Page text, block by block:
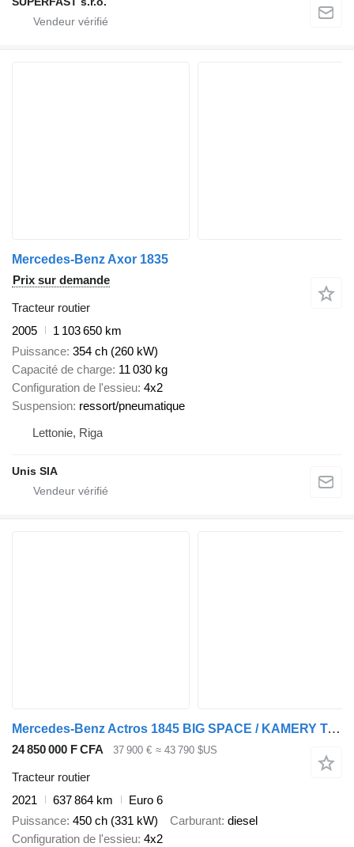
Mercedes-Benz Axor 1835
Prix sur demande
Tracteur routier
2005
1 103 650 km
Puissance 354 ch (260 kW)
Capacité de charge 11 030 kg
Configuration de l'essieu 4x2
Suspension ressort/pneumatique
Lettonie, Riga
Unis SIA
Mercedes-Benz Actros 1845 BIG SPACE / KAMERY TABLETY / NOWE OPONY / KSENONY
24 850 000 F CFA 37 900 € ≈ 43 790 $US
Tracteur routier
2021
637 864 km
Euro 6
Puissance 450 ch (331 kW) Carburant diesel
Configuration de l'essieu 4x2